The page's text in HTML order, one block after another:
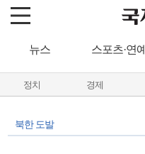
뉴스 스포츠·연예
정치 경제
북한 도발